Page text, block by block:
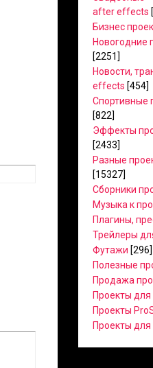
after effects
Бизнес
Новогодние
[2251]
Новости,
effects [454]
Спортивные
[822]
Эффекты
[2433]
Разные
[15327]
Сборники
Музыка к
Плагины,
Трейлеры
Футажи [296]
Полезные
Продажа
Проекты для
Проекты
Проекты